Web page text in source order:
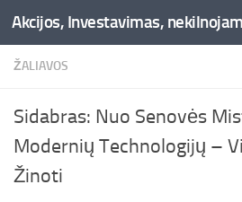
Skip to content
ŽALIAVOS
Sidabras: Nuo Senovės
Modernių Technologijų –
Žinoti